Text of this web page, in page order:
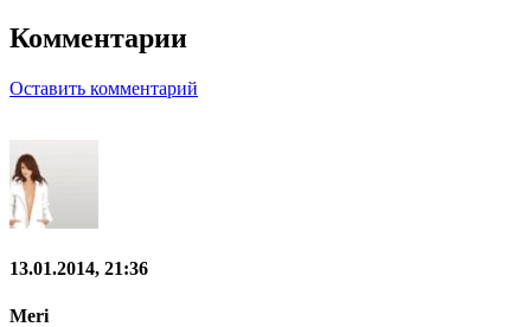
Комментарии
Оставить комментарий
13.01.2014, 21:36
Meri